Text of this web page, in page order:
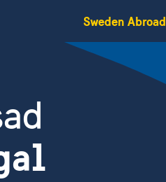
Sweden Abroad